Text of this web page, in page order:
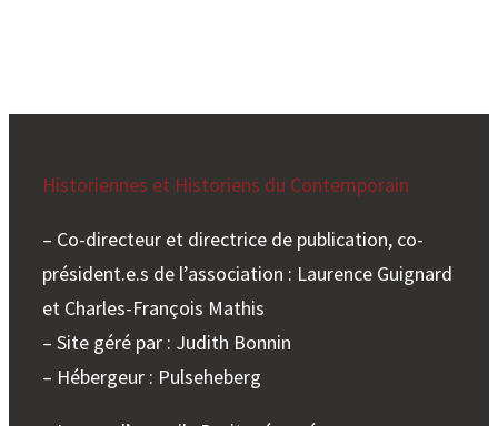
Historiennes et Historiens du Contemporain
– Co-directeur et directrice de publication, co-
président.e.s de l’association : Laurence Guignard
et Charles-François Mathis
– Site géré par : Judith Bonnin
– Hébergeur : Pulseheberg